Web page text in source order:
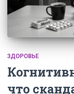
ЗДОРОВЬЕ
что